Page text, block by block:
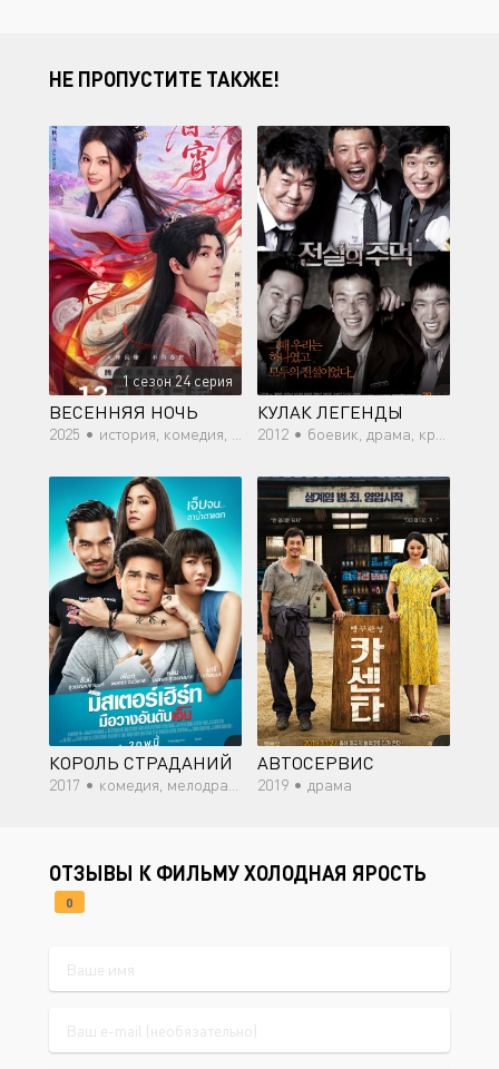
НЕ ПРОПУСТИТЕ ТАКЖЕ!
1 сезон 24 серия
ВЕСЕННЯЯ НОЧЬ
2025 • история, комедия, романтика
КУЛАК ЛЕГЕНДЫ
2012 • боевик, драма, криминал
КОРОЛЬ СТРАДАНИЙ
2017 • комедия, мелодрама, спорт
АВТОСЕРВИС
2019 • драма
ОТЗЫВЫ К ФИЛЬМУ ХОЛОДНАЯ ЯРОСТЬ
0